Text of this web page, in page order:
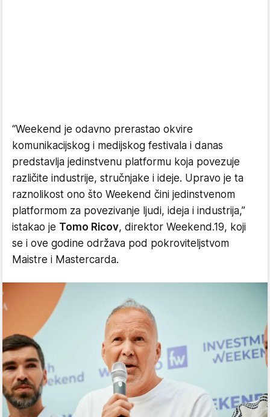
“Weekend je odavno prerastao okvire
komunikacijskog i medijskog festivala i danas
predstavlja jedinstvenu platformu koja povezuje
različite industrije, stručnjake i ideje. Upravo je ta
raznolikost ono što Weekend čini jedinstvenom
platformom za povezivanje ljudi, ideja i industrija,”
istakao je Tomo Ricov, direktor Weekend.19, koji
se i ove godine održava pod pokroviteljstvom
Maistre i Mastercarda.